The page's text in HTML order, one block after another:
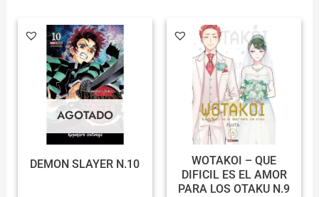
AGOTADO
DEMON SLAYER N.10
WOTAKOI – QUE
DIFICIL ES EL AMOR
PARA LOS OTAKU N.9